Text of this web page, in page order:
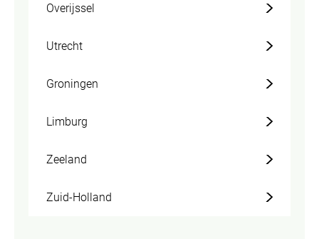
Overijssel
Utrecht
Groningen
Limburg
Zeeland
Zuid-Holland